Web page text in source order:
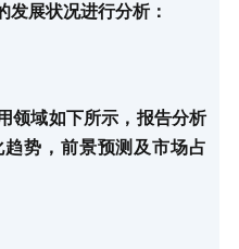
发展状况进行分析：
领域如下所示，报告分析
势，前景预测及市场占